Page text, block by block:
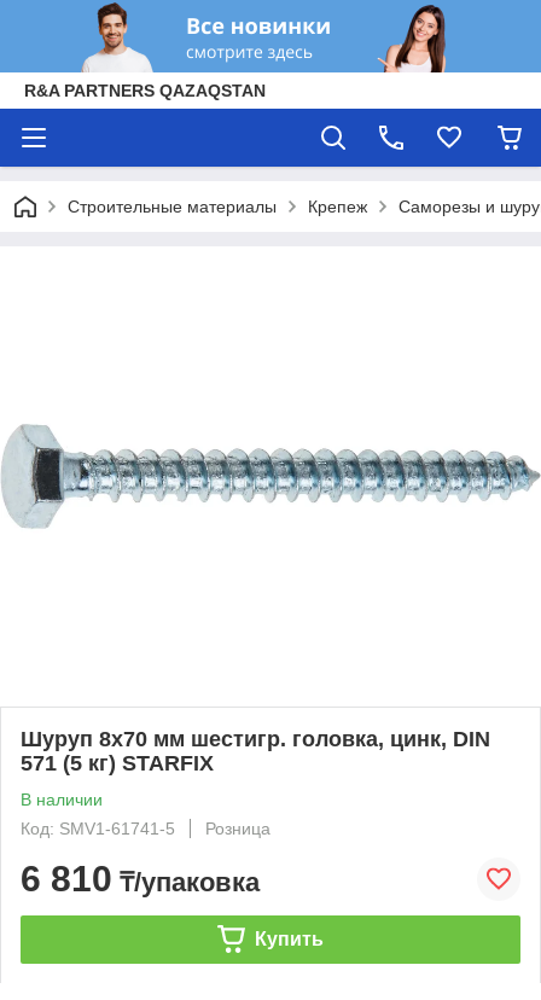
R&A PARTNERS QAZAQSTAN
Строительные материалы Крепеж Саморезы и
Шуруп 8х70 мм шестигр. головка, цинк, DIN
571 (5 кг) STARFIX
В наличии
Код: SMV1-61741-5
Розница
6 810 ₸/упаковка
Купить